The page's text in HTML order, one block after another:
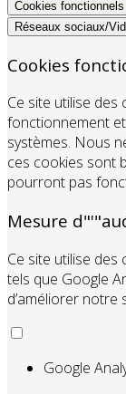
Cookies fonctionnels
Réseaux sociaux/
Cookies
Ce site utilise
fonctionnement
systèmes. Nous
ces cookies sont
pourront pas
Mesure
Ce site utilise des
tels que Google
d’améliorer notre
Google